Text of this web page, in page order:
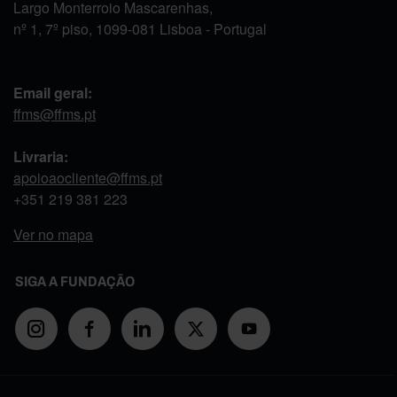
Largo Monterroio Mascarenhas,
nº 1, 7º piso, 1099-081 Lisboa - Portugal
Email geral:
ffms@ffms.pt
Livraria:
apoioaocliente@ffms.pt
+351 219 381 223
Ver no mapa
SIGA A FUNDAÇÃO